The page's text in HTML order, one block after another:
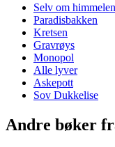
Selv om
Paradisbakken
Kretsen
Gravrøys
Monopol
Alle lyver
Askepott
Sov Dukkelise
Andre bøker